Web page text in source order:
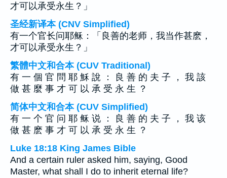
才可以承受永生？」
圣经新译本 (CNV Simplified)
有一个官长问耶稣：「良善的老师，我当作甚麽，
才可以承受永生？」
繁體中文和合本 (CUV Traditional)
有 一 個 官 問 耶 穌 說 ： 良 善 的 夫 子 ， 我 該
做 甚 麼 事 才 可 以 承 受 永 生 ？
简体中文和合本 (CUV Simplified)
有 一 个 官 问 耶 稣 说 ： 良 善 的 夫 子 ， 我 该
做 甚 麽 事 才 可 以 承 受 永 生 ？
Luke 18:18 King James Bible
And a certain ruler asked him, saying, Good
Master, what shall I do to inherit eternal life?